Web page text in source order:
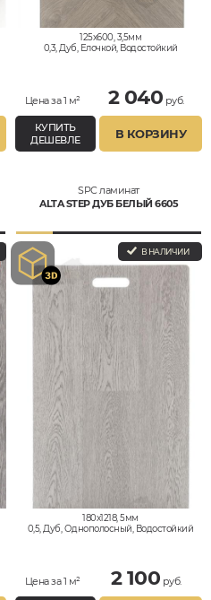
125x600, 3,5мм
0,3, Дуб, Елочкой, Водостойкий
Цена за 1 м² 2 040 руб.
КУПИТЬ
ДЕШЕВЛЕ
В КОРЗИНУ
SPC ламинат
ALTA STEP ДУБ БЕЛЫЙ 6605
В НАЛИЧИИ
180x1218, 5мм
0,5, Дуб, Однополосный, Водостойкий
Цена за 1 м² 2 100 руб.